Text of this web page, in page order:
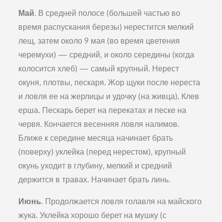
Май. В средней полосе (большей частью во
время распускания березы) нерестится мелкий
лещ, затем около 9 мая (во время цветения
черемухи) — средний, и около середины (когда
колосится хлеб) — самый крупный. Нерест
окуня, плотвы, пескаря. Жор щуки после нереста
и ловля ее на жерлицы и удочку (на живца). Клев
ерша. Пескарь берет на перекатах и песке на
червя. Кончается весенняя ловля налимов.
Ближе к середине месяца начинает брать
(поверху) уклейка (перед нерестом), крупный
окунь уходит в глубину, мелкий и средний
держится в травах. Начинает брать линь.
Июнь. Продолжается ловля голавля на майского
жука. Уклейка хорошо берет на мушку (с